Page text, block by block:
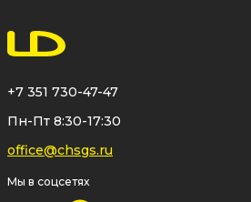
+7 351 730-47-47
Пн-Пт 8:30-17:30
office@chsgs.ru
Мы в соцсетях